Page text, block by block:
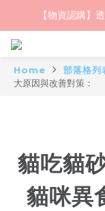
毛怪樂
毛怪樂
【物資認購】
毛怪樂
Home 部落格列
大原因與改善對策：
貓吃貓
貓咪異